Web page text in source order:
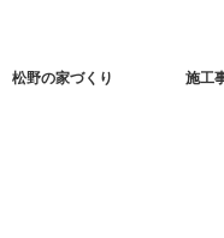
松野の家づくり 施工